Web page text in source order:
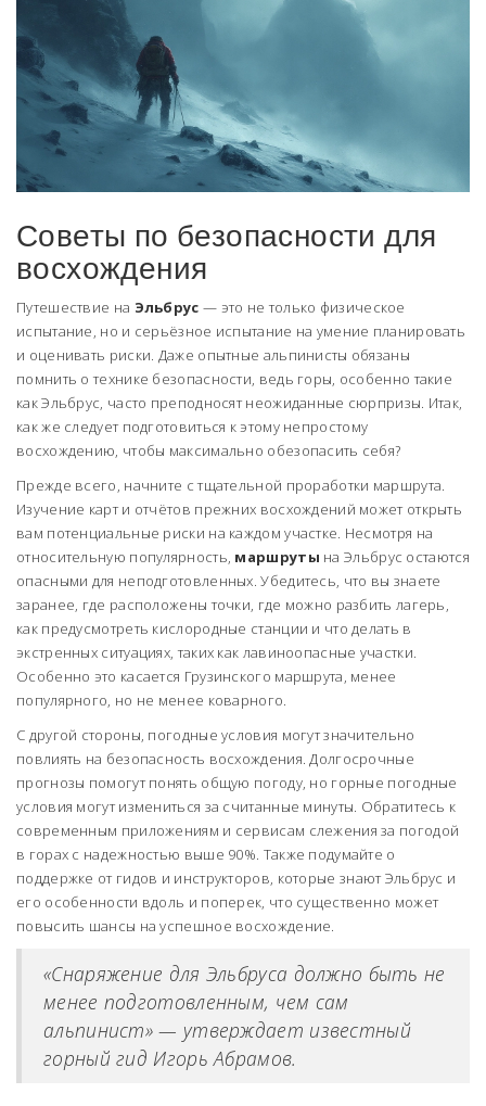
Советы по безопасности для
восхождения
Путешествие на Эльбрус — это не только физическое
испытание, но и серьёзное испытание на умение планировать
и оценивать риски. Даже опытные альпинисты обязаны
помнить о технике безопасности, ведь горы, особенно такие
как Эльбрус, часто преподносят неожиданные сюрпризы. Итак,
как же следует подготовиться к этому непростому
восхождению, чтобы максимально обезопасить себя?
Прежде всего, начните с тщательной проработки маршрута.
Изучение карт и отчётов прежних восхождений может открыть
вам потенциальные риски на каждом участке. Несмотря на
относительную популярность, маршруты на Эльбрус остаются
опасными для неподготовленных. Убедитесь, что вы знаете
заранее, где расположены точки, где можно разбить лагерь,
как предусмотреть кислородные станции и что делать в
экстренных ситуациях, таких как лавиноопасные участки.
Особенно это касается Грузинского маршрута, менее
популярного, но не менее коварного.
С другой стороны, погодные условия могут значительно
повлиять на безопасность восхождения. Долгосрочные
прогнозы помогут понять общую погоду, но горные погодные
условия могут измениться за считанные минуты. Обратитесь к
современным приложениям и сервисам слежения за погодой
в горах с надежностью выше 90%. Также подумайте о
поддержке от гидов и инструкторов, которые знают Эльбрус и
его особенности вдоль и поперек, что существенно может
повысить шансы на успешное восхождение.
«Снаряжение для Эльбруса должно быть не
менее подготовленным, чем сам
альпинист» — утверждает известный
горный гид Игорь Абрамов.